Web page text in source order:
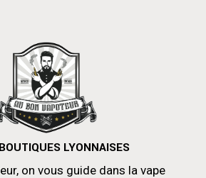
LYONNAISES
on vous guide dans la vape